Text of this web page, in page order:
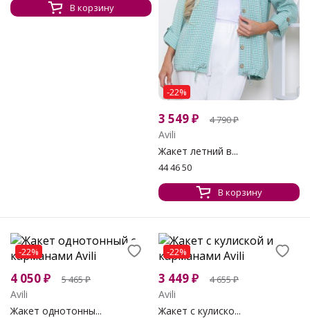
В корзину
-22%
3 549₽ 4 790₽
Avili
Жакет летний в...
44 46 50
В корзину
-22%
4 050₽ 5 465₽
Avili
Жакет однотонны...
-22%
3 449₽ 4 655₽
Avili
Жакет с кулиско...